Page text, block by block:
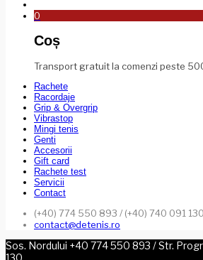
0
Coș
Transport gratuit la comenzi peste
Rachete
Racordaje
Grip & Overgrip
Vibrastop
Mingi tenis
Genti
Accesorii
Gift card
Rachete test
Servicii
Contact
(+40) 774 550 893 / (+40) 740 091 130
contact@detenis.ro
Sos. Nordului +40 774 550 893 / Str.